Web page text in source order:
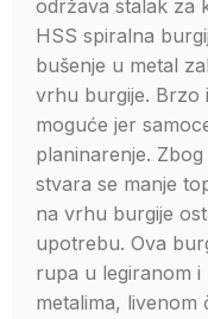
održava stalak za
HSS spiralna
bušenje u metal
vrhu burgije. Brzo
moguće jer
planinarenje.
stvara se manje
na vrhu burgije
upotrebu. Ova
rupa u legiranom i
metalima, livenom